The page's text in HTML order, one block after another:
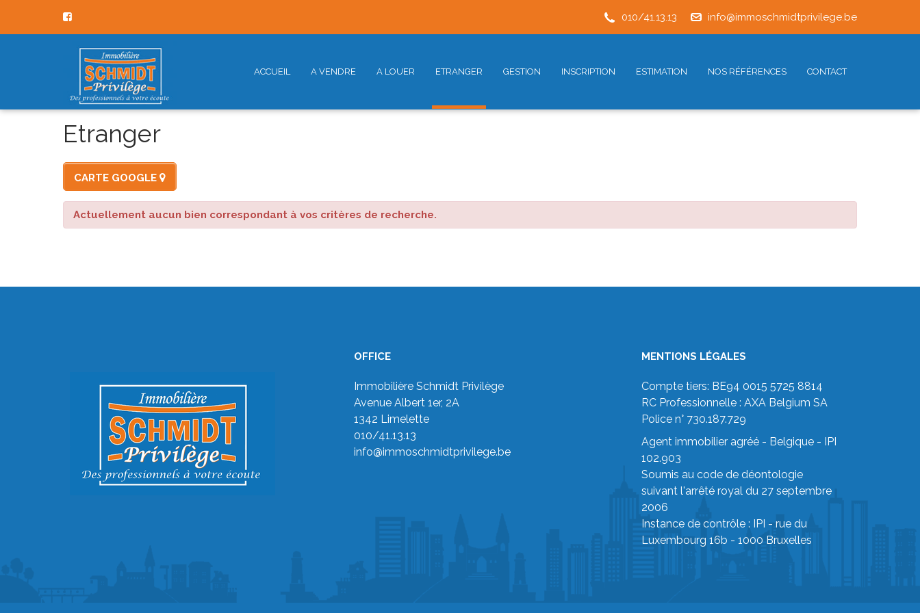
info@immoschmidtprivilege.be
010/41.13.13
ACCUEIL A VENDRE A LOUER ETRANGER GESTION INSCRIPTION ESTIMATION NOS RÉFÉRENCES CONTACT
Etranger
CARTE GOOGLE
Actuellement aucun bien correspondant à vos critères de recherche.
OFFICE
Immobilière Schmidt Privilège
Avenue Albert 1er, 2A
1342 Limelette
010/41.13.13
info@immoschmidtprivilege.be
MENTIONS LÉGALES
Compte tiers: BE94 0015 5725 8814
RC Professionnelle : AXA Belgium SA
Police n° 730.187.729
Agent immobilier agréé - Belgique - IPI
102.903
Soumis au code de déontologie
suivant l'arrêté royal du 27 septembre
2006
Instance de contrôle : IPI - rue du
Luxembourg 16b - 1000 Bruxelles